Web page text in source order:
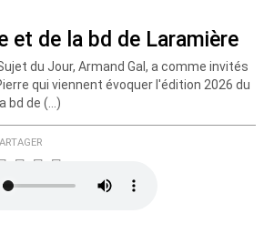
et de la bd de Laramière
du Jour, Armand Gal, a comme invités
qui viennent évoquer l'édition 2026 du
bd de (…)